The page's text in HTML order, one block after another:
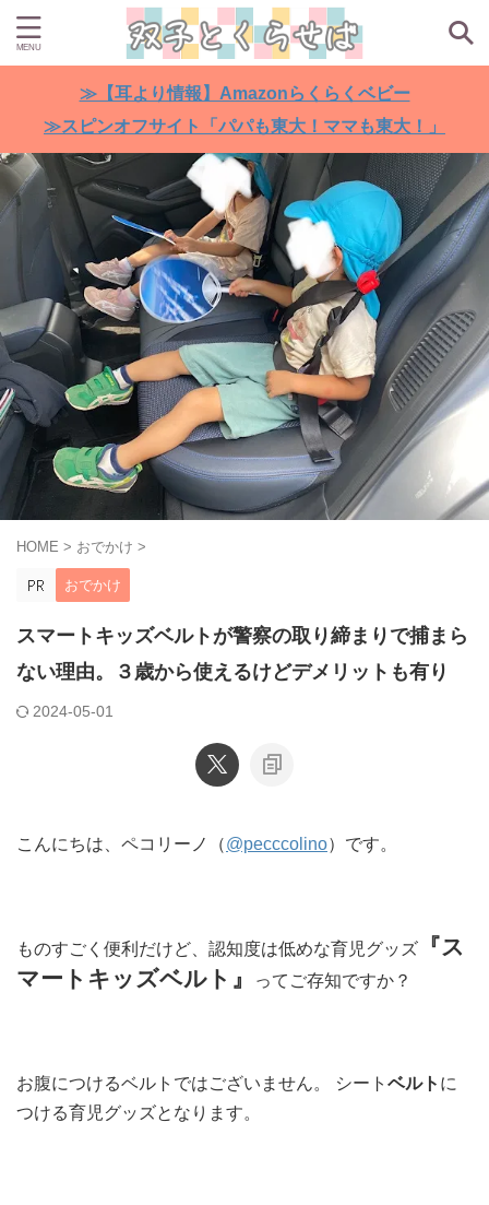
≫【耳より情報】Amazonらくらくベビー
≫スピンオフサイト「パパも東大！ママも東大！」
HOME > おでかけ >
おでかけ
スマートキッズベルトが警察の取り締まりで捕まら
ない理由。３歳から使えるけどデメリットも有り
2024-05-01
こんにちは、ペコリーノ（@pecccolino）です。
ものすごく便利だけど、認知度は低めな育児グッズ
『ス
マートキッズベルト』
ってご存知ですか？
お腹につけるベルトではございません。 シート ベルト に
つける育児グッズとなります。